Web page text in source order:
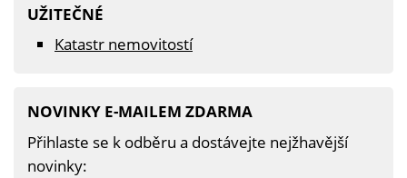
UŽITEČNÉ
Katastr nemovitostí
NOVINKY E-MAILEM ZDARMA
Přihlaste se k odběru a dostávejte nejžhavější
novinky: